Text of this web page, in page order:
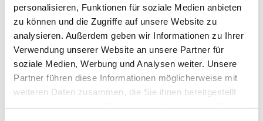
personalisieren, Funktionen für soziale Medien anbieten
zu können und die Zugriffe auf unsere Website zu
analysieren. Außerdem geben wir Informationen zu Ihrer
Verwendung unserer Website an unsere Partner für
soziale Medien, Werbung und Analysen weiter. Unsere
Partner führen diese Informationen möglicherweise mit
weiteren Daten zusammen, die Sie ihnen bereitgestellt
Familienrecht Medizinrecht